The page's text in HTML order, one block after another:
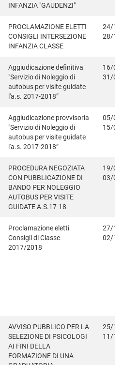
INFANZIA "GAUDENZI"
PROCLAMAZIONE ELETTI
CONSIGLI INTERSEZIONE
INFANZIA CLASSE
24/
28/
Aggiudicazione definitiva
"Servizio di Noleggio di
autobus per visite guidate
l'a.s. 2017-2018”
16/
31/
Aggiudicazione provvisoria
"Servizio di Noleggio di
autobus per visite guidate
l'a.s. 2017-2018”
05/
15/
PROCEDURA NEGOZIATA
CON PUBBLICAZIONE DI
BANDO PER NOLEGGIO
AUTOBUS PER VISITE
GUIDATE A.S.17-18
19/
03/
Proclamazione eletti
Consigli di Classe
2017/2018
27/
02/
AVVISO PUBBLICO PER LA
SELEZIONE DI PSICOLOGI
AI FINI DELLA
FORMAZIONE DI UNA
25/
11/